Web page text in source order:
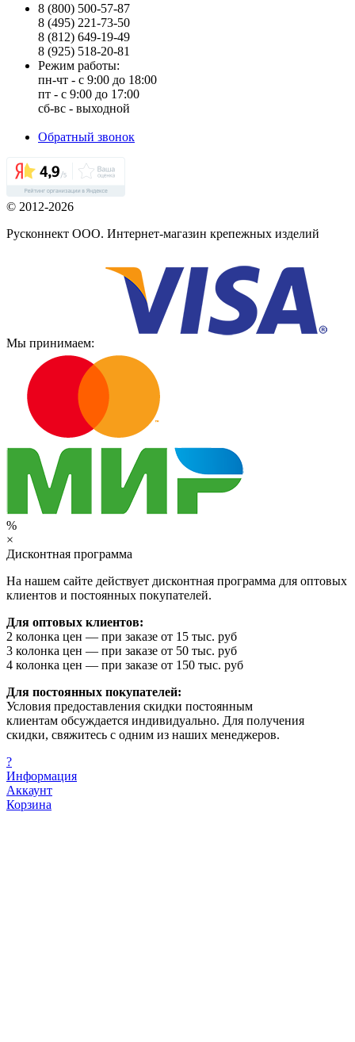
8 (800) 500-57-87
8 (495) 221-73-50
8 (812) 649-19-49
8 (925) 518-20-81
Режим работы:
пн-чт - с 9:00 до 18:00
пт - с 9:00 до 17:00
сб-вс - выходной
Обратный звонок
© 2012-2026
Русконнект ООО. Интернет-магазин крепежных изделий
Мы принимаем:
%
×
Дисконтная программа
На нашем сайте действует дисконтная программа для оптовых
клиентов и постоянных покупателей.
Для оптовых клиентов:
2 колонка цен — при заказе от 15 тыс. руб
3 колонка цен — при заказе от 50 тыс. руб
4 колонка цен — при заказе от 150 тыс. руб
Для постоянных покупателей:
Условия предоставления скидки постоянным
клиентам обсуждается индивидуально. Для получения
скидки, свяжитесь с одним из наших менеджеров.
?
Информация
Аккаунт
Корзина